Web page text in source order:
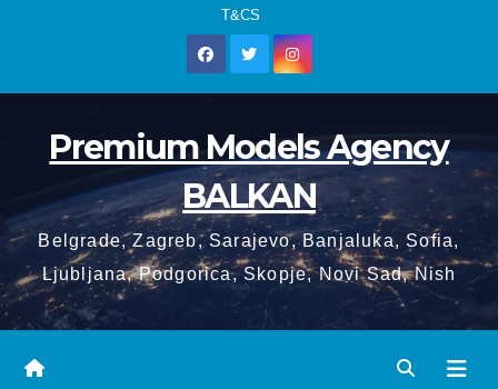
T&CS
Premium Models Agency
BALKAN
Belgrade, Zagreb, Sarajevo, Banjaluka, Sofia,
Ljubljana, Podgorica, Skopje, Novi Sad, Nish